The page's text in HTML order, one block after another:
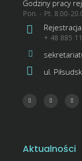
Godziny pracy
Pon. - Pt. 8.00-
Rejestracja
+ 48 885
ul.
Aktualności